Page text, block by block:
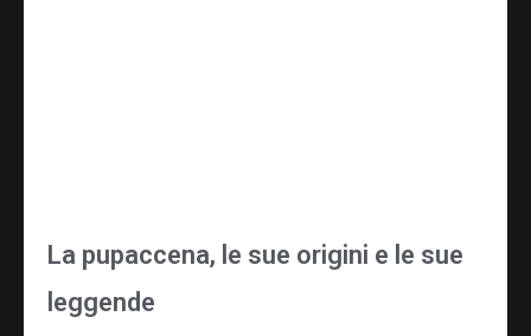
La pupaccena, le sue origini e le sue
leggende